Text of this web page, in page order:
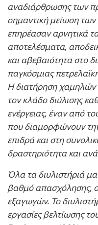
αναδιάρθρωσης των
σημαντική μείωση
επηρέασαν αρνητικά
αποτελέσματα,
και αβεβαιότητα στο
παγκόσμιας
Η διατήρηση χαμηλών
τον κλάδο διύλισης
ενέργειας, έναν από
που διαμορφώνουν
επιδρά και στη
δραστηριότητα και
Όλα τα διυλιστήριά
βαθμό απασχόλησης,
εξαγωγών. Το
εργασίες βελτίωσης